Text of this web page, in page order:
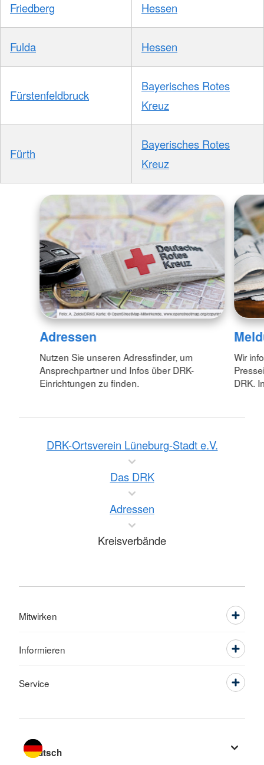
Friedberg Hessen
Fulda Hessen
Fürstenfeldbruck
Bayerisches Rotes
Kreuz
Fürth
Bayerisches Rotes
Kreuz
Adressen
Nutzen Sie unseren Adressfinder, um
Ansprechpartner und Infos über DRK-
Einrichtungen zu finden.
Wir
DRK.
DRK-Ortsverein Lüneburg-Stadt e.V.
Das DRK
Adressen
Kreisverbände
Mitwirken
Informieren
Service
Sprache wechseln zu